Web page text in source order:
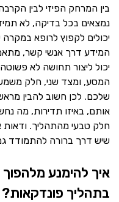
בין המרחק הפיזי לבין
נמצאים בכל בדיקה, לא
יכולים לקפוץ לרופא
המידע דרך אנשי קשר,
יכול ליצור תחושה לא
המסע, ומצד שני, חלק
שלכם. לכן חשוב להבין
אותם, באיזו תדירות, מה
חלק טבעי מהתהליך.
שיש דרך ברורה להתמודד
איך להימנע
בתהליך פונדקאות?